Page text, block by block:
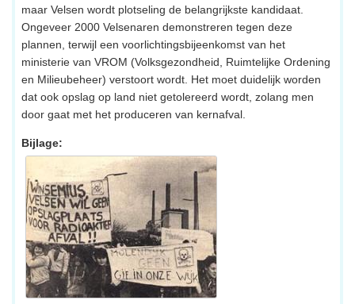
maar Velsen wordt plotseling de belangrijkste kandidaat.
Ongeveer 2000 Velsenaren demonstreren tegen deze
plannen, terwijl een voorlichtingsbijeenkomst van het
ministerie van VROM (Volksgezondheid, Ruimtelijke Ordening
en Milieubeheer) verstoort wordt. Het moet duidelijk worden
dat ook opslag op land niet getolereerd wordt, zolang men
door gaat met het produceren van kernafval.
Bijlage: